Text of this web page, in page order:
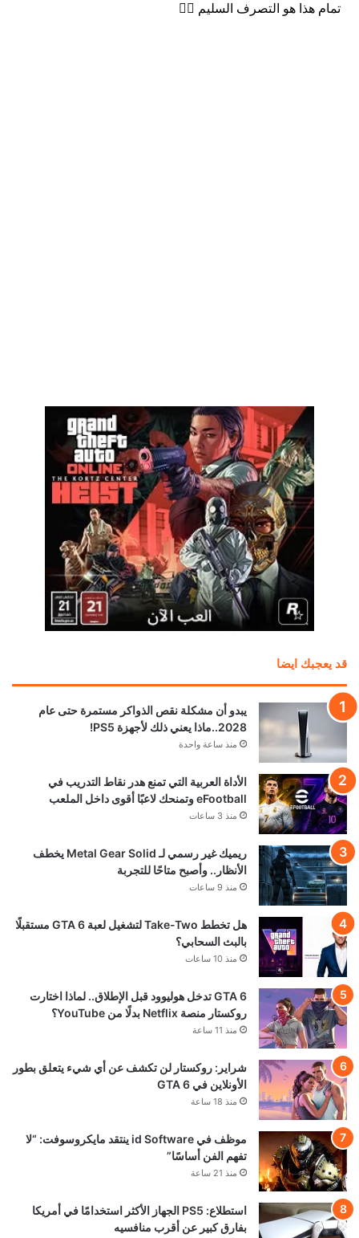
قد يعجبك ايضا
يبدو أن مشكلة نقص الذواكر مستمرة حتى عام
2028..ماذا يعني ذلك لأجهزة PS5!
منذ ساعة واحدة
الأداة العربية التي تمنع هدر نقاط التدريب في
eFootball وتمنحك لاعبًا أقوى داخل الملعب
منذ 3 ساعات
ريميك غير رسمي لـ Metal Gear Solid يخطف
الأنظار.. وأصبح متاحًا للتجربة
منذ 9 ساعات
هل تخطط Take-Two لتشغيل لعبة GTA 6 مستقبلًا
بالبث السحابي؟
منذ 10 ساعات
GTA 6 تدخل هوليوود قبل الإطلاق.. لماذا اختارت
روكستار منصة Netflix بدلًا من YouTube؟
منذ 11 ساعة
شراير: روكستار لن تكشف عن أي شيء يتعلق بطور
الأونلاين في GTA 6
منذ 18 ساعة
موظف في id Software ينتقد مايكروسوفت: “لا
تفهم الفن أساسًا”
منذ 21 ساعة
استطلاع: PS5 الجهاز الأكثر استخدامًا في أمريكا
بفارق كبير عن أقرب منافسيه